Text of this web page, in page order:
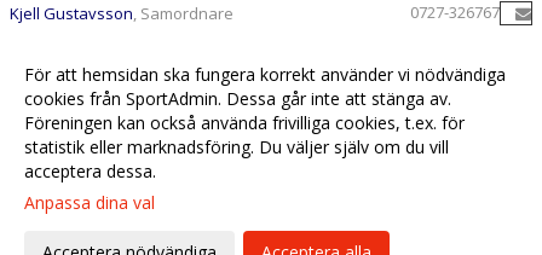
Kjell Gustavsson, Samordnare
0727-326767
Tommy Cedersved, Ekonomiansvarig
0705-299243
Ulf Sundman, Coach 0705-085253
inställningar
Webbversion
För att hemsidan ska fungera korrekt använder vi nödvändiga
cookies från SportAdmin. Dessa går inte att stänga av.
Föreningen kan också använda frivilliga cookies, t.ex. för
statistik eller marknadsföring. Du väljer själv om du vill
acceptera dessa.
Anpassa dina val